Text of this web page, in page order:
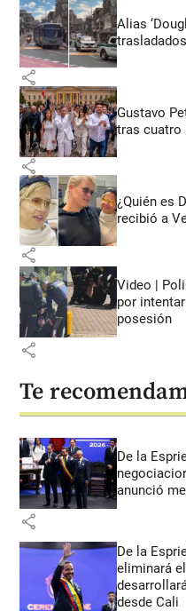
Alias
share
Gustavo
tras cuatro
share
¿Quién es
recibió a
share
Video |
por
posesión
share
Te
De la
anunció
share
De la
eliminará
desde Cali